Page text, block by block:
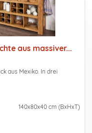
aus massiver...
aus Mexiko. In drei
140x80x40 cm (BxHxT)